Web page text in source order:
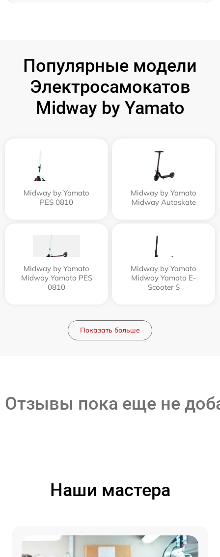
Популярные модели
Электросамокатов
Midway by Yamato
Midway by Yamato
PES 0810
Midway by Yamato
Midway Autoskate
Midway by Yamato
Midway Yamato PES
0810
Midway by Yamato
Midway Yamato E-
Scooter S
Показать больше
Отзывы пока еще не
Наши мастера